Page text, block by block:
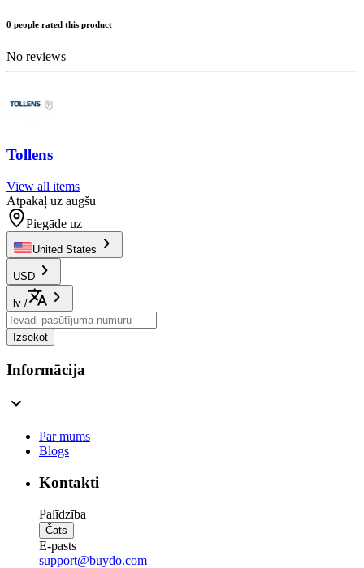
0 people rated this product
No reviews
Tollens
View all items
Atpakaļ uz augšu
Piegāde uz
United States
USD
lv /
Izsekot
Informācija
Par mums
Blogs
Kontakti
Palīdzība
Čats
E-pasts
support@buydo.com